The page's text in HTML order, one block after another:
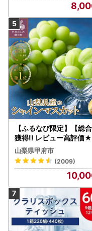
【ふるなび限定】【総
獲得!! レビュー高評価★
〈2026年度配送分〉山梨
県産 シャインマスカット
～3房（1.0kg以上）シ
ン フルーツ FN-
P
山梨県甲府市
(2009)